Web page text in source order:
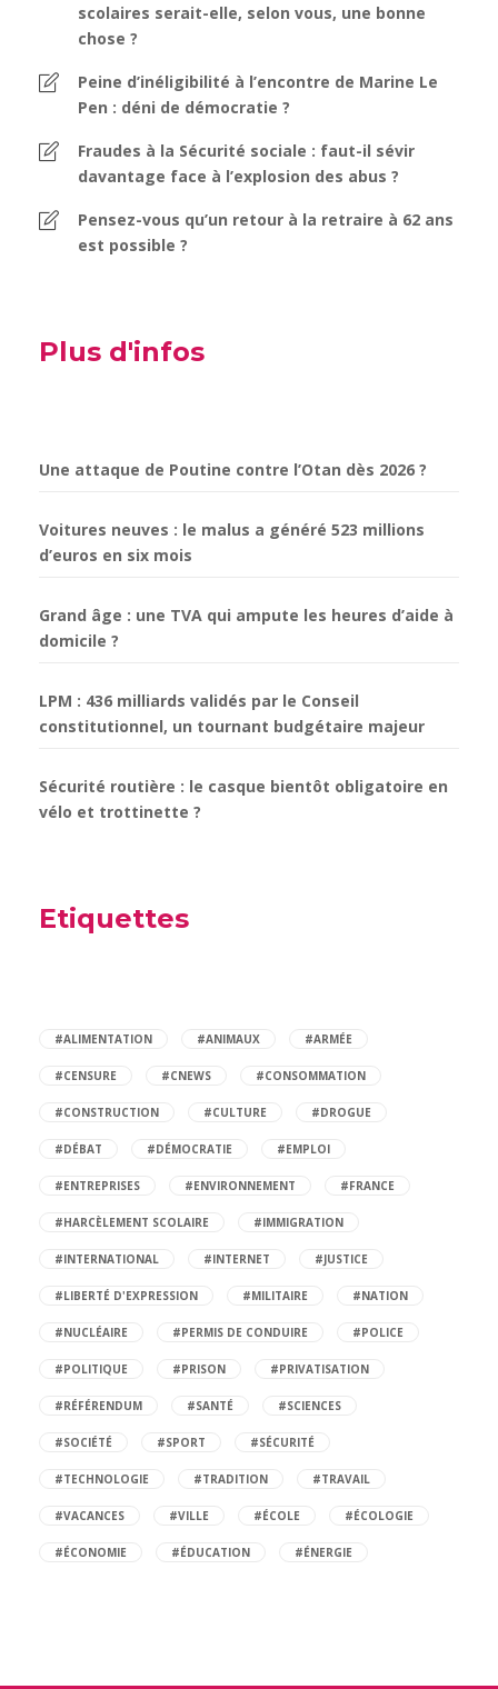
scolaires serait-elle, selon vous, une bonne
chose ?
Peine d’inéligibilité à l’encontre de Marine Le
Pen : déni de démocratie ?
Fraudes à la Sécurité sociale : faut-il sévir
davantage face à l’explosion des abus ?
Pensez-vous qu’un retour à la retraire à 62 ans
est possible ?
Plus d'infos
Une attaque de Poutine contre l’Otan dès 2026 ?
Voitures neuves : le malus a généré 523 millions
d’euros en six mois
Grand âge : une TVA qui ampute les heures d’aide à
domicile ?
LPM : 436 milliards validés par le Conseil
constitutionnel, un tournant budgétaire majeur
Sécurité routière : le casque bientôt obligatoire en
vélo et trottinette ?
Etiquettes
#ALIMENTATION #ANIMAUX #ARMÉE
#CENSURE #CNEWS #CONSOMMATION
#CONSTRUCTION #CULTURE #DROGUE
#DÉBAT #DÉMOCRATIE #EMPLOI
#ENTREPRISES #ENVIRONNEMENT #FRANCE
#HARCÈLEMENT SCOLAIRE #IMMIGRATION
#INTERNATIONAL #INTERNET #JUSTICE
#LIBERTÉ D'EXPRESSION #MILITAIRE #NATION
#NUCLÉAIRE #PERMIS DE CONDUIRE #POLICE
#POLITIQUE #PRISON #PRIVATISATION
#RÉFÉRENDUM #SANTÉ #SCIENCES
#SOCIÉTÉ #SPORT #SÉCURITÉ
#TECHNOLOGIE #TRADITION #TRAVAIL
#VACANCES #VILLE #ÉCOLE #ÉCOLOGIE
#ÉCONOMIE #ÉDUCATION #ÉNERGIE